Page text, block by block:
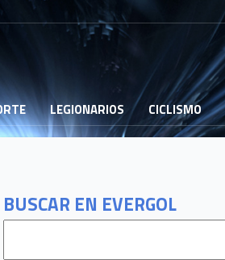
LEGIONARIOS CICLISMO
BUSCAR EN EVERGOL